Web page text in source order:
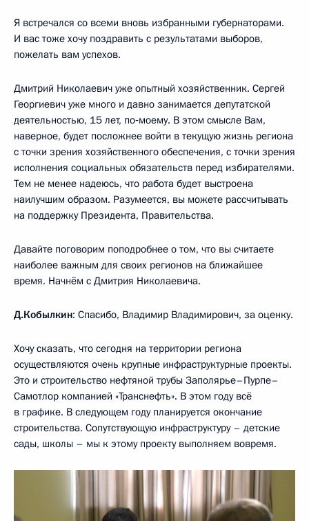
Я встречался со всеми вновь избранными губернаторами.
И вас тоже хочу поздравить с результатами выборов,
пожелать вам успехов.
Дмитрий Николаевич уже опытный хозяйственник. Сергей
Георгиевич уже много и давно занимается депутатской
деятельностью, 15 лет, по‑моему. В этом смысле Вам,
наверное, будет посложнее войти в текущую жизнь региона
с точки зрения хозяйственного обеспечения, с точки зрения
исполнения социальных обязательств перед избирателями.
Тем не менее надеюсь, что работа будет выстроена
наилучшим образом. Разумеется, вы можете рассчитывать
на поддержку Президента, Правительства.
Давайте поговорим поподробнее о том, что вы считаете
наиболее важным для своих регионов на ближайшее
время. Начнём с Дмитрия Николаевича.
Д.Кобылкин: Спасибо, Владимир Владимирович, за оценку.
Хочу сказать, что сегодня на территории региона
осуществляются очень крупные инфраструктурные проекты.
Это и строительство нефтяной трубы Заполярье–Пурпе–
Самотлор компанией «Транснефть». В этом году всё
в графике. В следующем году планируется окончание
строительства. Сопутствующую инфраструктуру – детские
сады, школы – мы к этому проекту выполняем вовремя.